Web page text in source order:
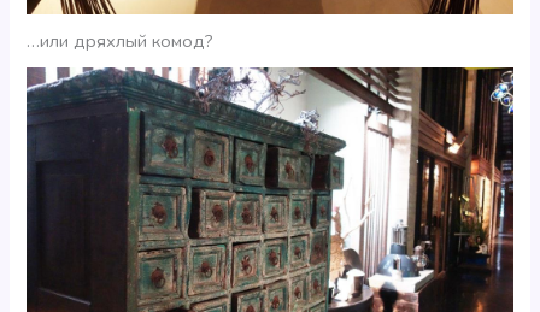
…или дряхлый комод?